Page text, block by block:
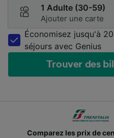
1 Adulte (30-59)
Ajouter une carte
Économisez jusqu'à
séjours avec Genius
Trouver des
Comparez les prix de